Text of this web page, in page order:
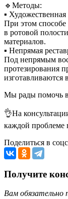
🔹Методы:
▪︎ Художественная
При этом способе
в ротовой
материалов.
▪︎ Непрямая
Под непрямым
протезирования
изготавливаются
Мы рады помочь
👌На
каждой проблеме
Поделиться в
Получите
Вам обязательно